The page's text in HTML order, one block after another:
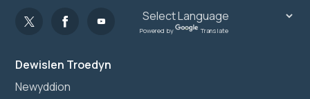
Dewislen Troedyn
Newyddion
Powered by Translate